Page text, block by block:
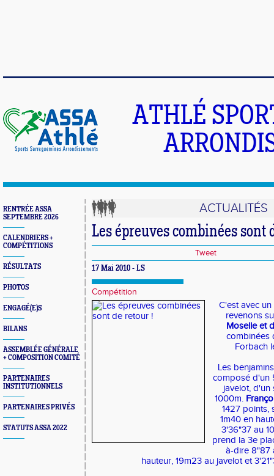
ATHLÉ
RENTRÉE ASSA
SEPTEMBRE 2026
CALENDRIERS +
COMPÉTITIONS
RÉSULTATS
PHOTOS
ENGAGÉ(E)S
BILANS
ASSEMBLÉE GÉNÉRALE
+ COMPOSITION COMITÉ
PARTENAIRES
INSTITUTIONNELS
PARTENAIRES PRIVÉS
STATUTS ASSA 2022
ACTUALITÉS
Les épreuves combinées sont
Tweet
17 Mai 2010 - LS
Compétition
C'est avec
revenons
Moselle et
combinées
Forbach
Les
composé d'un
javelot, d'un
1000m.
1427 points,
1m40 en
3'36"37 au
prend la 3e
à-dire 8"87
hauteur, 19m23 au javelot et